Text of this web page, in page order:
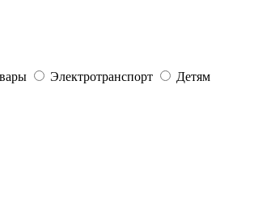
Электротранспорт Детям